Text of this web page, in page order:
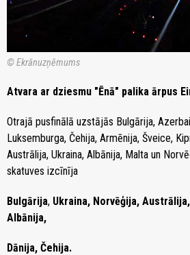
© Ekrānuzņēmums
Atvara ar dziesmu "Ēnā" palika ārpus
Otrajā pusfinālā uzstājās Bulgārija,
Luksemburga, Čehija, Armēnija, Šveice,
Austrālija, Ukraina, Albānija, Malta un
skatuves izcīnīja
Bulgārija, Ukraina, Norvēģija,
Albānija,
Dānija, Čehija.